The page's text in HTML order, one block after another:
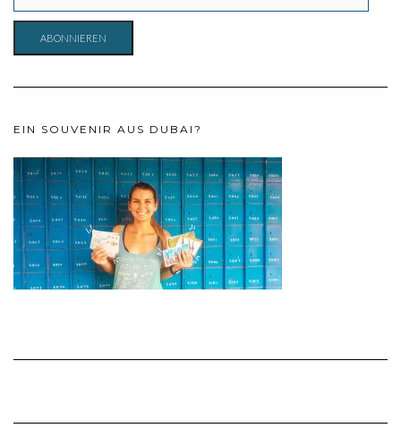
ADRESSE
ABONNIEREN
EIN SOUVENIR AUS DUBAI?